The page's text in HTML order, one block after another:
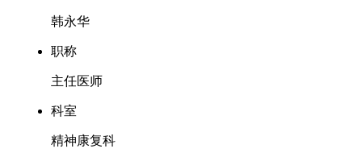
韩永华
职称
主任医师
科室
精神康复科